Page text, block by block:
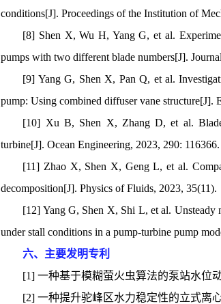
conditions[J]. Proceedings of the Institution of
[8] Shen X, Wu H, Yang G, et al.
pumps with two different blade numbers[J].
[9] Yang G, Shen X, Pan Q, et al.
pump: Using combined diffuser vane structure[J].
[10] Xu B, Shen X, Zhang D, et al.
turbine[J]. Ocean Engineering, 2023, 290: 116366.
[11] Zhao X, Shen X, Geng L, et al.
decomposition[J]. Physics of Fluids, 2023, 35(11).
[12] Yang G, Shen X, Shi L, et al. Unsteady
under stall conditions in a pump-turbine pump
六、主要发明专利
[1] 一种基于模糊萤火虫算法的泵站水位
[2] 一种提升驼峰区水力稳定性的立式离心